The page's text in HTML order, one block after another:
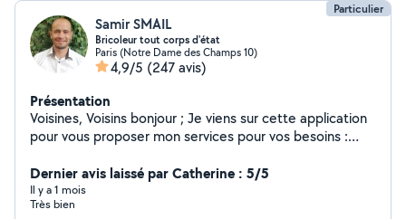
Particulier
Samir SMAIL
Bricoleur tout corps d'état
Paris (Notre Dame des Champs 10)
4,9/5 (247 avis)
Présentation
Voisines, Voisins bonjour ; Je viens sur cette application
pour vous proposer mon services pour vos besoins :
kit, montage de cuisine, pose de parquet, peinture etc.
n'hésitez pas à me demander si vous vouliez plus de
renseignements. au plaisir de vous voir. Samir NB ( je ne
Dernier avis laissé par Catherine : 5/5
Il y a 1 mois
Très bien